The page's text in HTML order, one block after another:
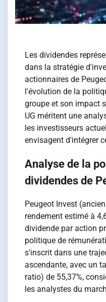
Les dividendes
dans la stratégie
actionnaires de
l'évolution de la
groupe et son impact
UG méritent une
les investisseurs
envisagent d'intégrer
Analyse de la
dividendes de
Peugeot Invest
rendement estimé à
dividende par action
politique de
s'inscrit dans une
ascendante, avec un
ratio) de 55,37%,
les analystes du